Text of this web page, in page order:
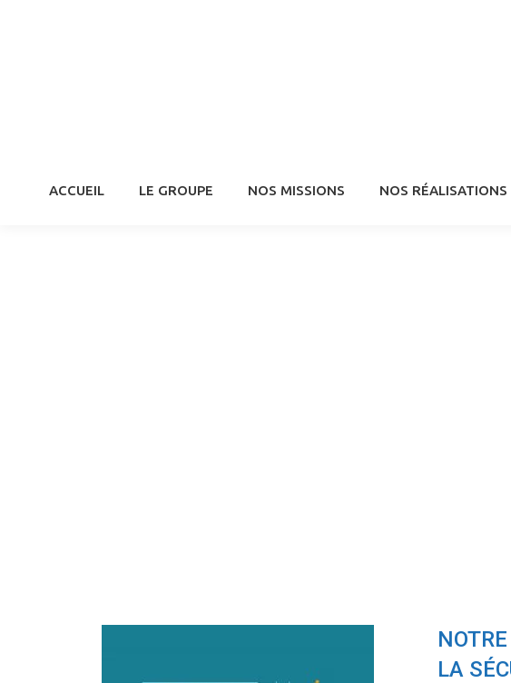
ACCUEIL LE GROUPE NOS MISSIONS NOS RÉALISATIONS
LA